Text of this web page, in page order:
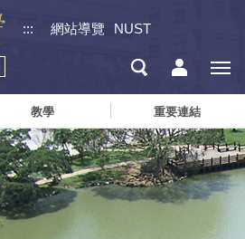
::: 網站導覽 NUST
教學 重要連結